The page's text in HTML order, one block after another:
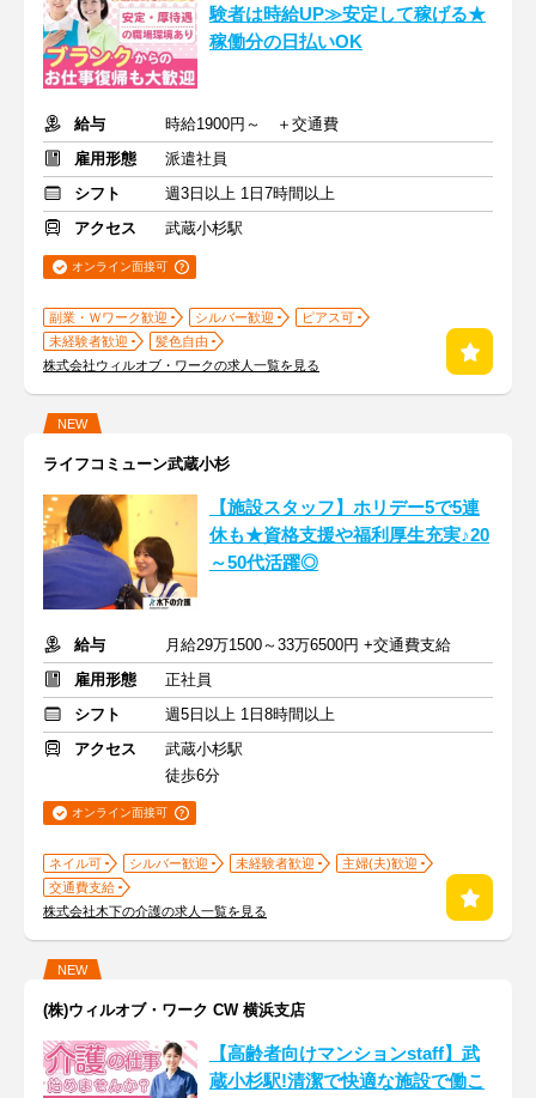
験者は時給UP≫安定して稼げる★
稼働分の日払いOK
給与
時給1900円～ ＋交通費
雇用形態
派遣社員
シフト
週3日以上 1日7時間以上
アクセス
武蔵小杉駅
オンライン面接可
副業・Ｗワーク歓迎 シルバー歓迎
ピアス可
未経験者歓迎
髪色自由
株式会社ウィルオブ・ワークの求人一覧を見る
NEW
ライフコミューン武蔵小杉
【施設スタッフ】ホリデー5で5連
休も★資格支援や福利厚生充実♪20
～50代活躍◎
給与
月給29万1500～33万6500円 +交通費支給
雇用形態
正社員
シフト
週5日以上 1日8時間以上
アクセス
武蔵小杉駅
徒歩6分
オンライン面接可
ネイル可 シルバー歓迎 未経験者歓迎
主婦(夫)歓迎
交通費支給
株式会社木下の介護の求人一覧を見る
NEW
(株)ウィルオブ・ワーク CW 横浜支店
【高齢者向けマンションstaff】武
蔵小杉駅!清潔で快適な施設で働こ